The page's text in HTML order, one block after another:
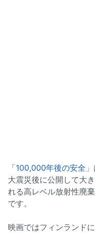
「100,000年後の安全
大震災後に公開して大
れる高レベル放射性廃
です。
映画ではフィンランド